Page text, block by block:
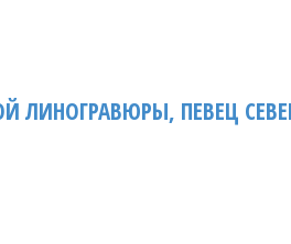
ЛИНОГРАВЮРЫ, ПЕВЕЦ